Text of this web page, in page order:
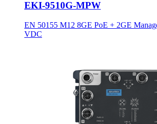
EKI-9510G-MPW
EN 50155 M12 8GE PoE + 2GE
VDC